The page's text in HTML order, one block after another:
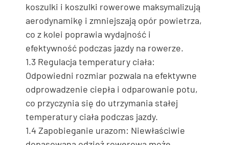
koszulki i koszulki rowerowe maksymalizują
aerodynamikę i zmniejszają opór powietrza,
co z kolei poprawia wydajność i
efektywność podczas jazdy na rowerze.
1.3 Regulacja temperatury ciała:
Odpowiedni rozmiar pozwala na efektywne
odprowadzenie ciepła i odparowanie potu,
co przyczynia się do utrzymania stałej
temperatury ciała podczas jazdy.
1.4 Zapobieganie urazom: Niewłaściwie